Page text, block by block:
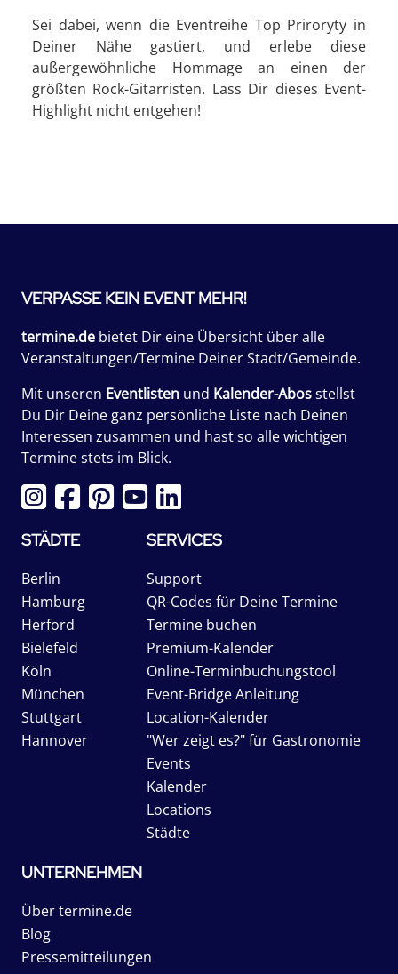
Sei dabei, wenn die Eventreihe Top Priroryty in
Deiner Nähe gastiert, und erlebe diese
außergewöhnliche Hommage an einen der
größten Rock-Gitarristen. Lass Dir dieses Event-
Highlight nicht entgehen!
VERPASSE KEIN EVENT MEHR!
termine.de bietet Dir eine Übersicht über alle
Veranstaltungen/Termine Deiner Stadt/Gemeinde.
Mit unseren Eventlisten und Kalender-Abosstellst
Du Dir Deine ganz persönliche Liste nach Deinen
Interessen zusammen und hast so alle wichtigen
Termine stets im Blick.
STÄDTE
Berlin
Hamburg
Herford
Bielefeld
Köln
München
Stuttgart
Hannover
SERVICES
Support
QR-Codes für Deine Termine
Termine buchen
Premium-Kalender
Online-Terminbuchungstool
Event-Bridge Anleitung
Location-Kalender
"Wer zeigt es?" für Gastronomie
Events
Kalender
Locations
Städte
UNTERNEHMEN
Über termine.de
Blog
Pressemitteilungen